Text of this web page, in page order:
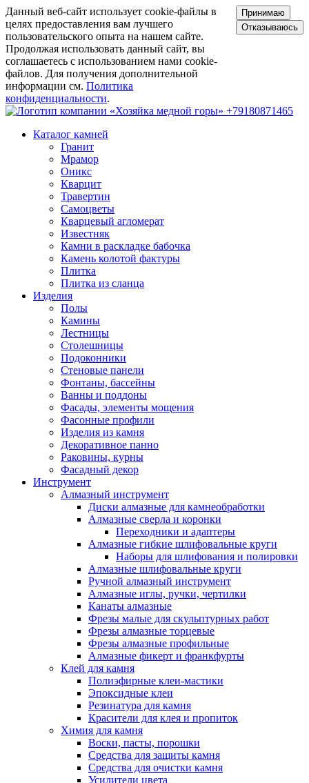
Данный веб-сайт использует cookie-файлы в
целях предоставления вам лучшего
пользовательского опыта на нашем сайте.
Продолжая использовать данный сайт, вы
соглашаетесь с использованием нами cookie-
файлов. Для получения дополнительной
информации см. Политика
конфиденциальности.
Принимаю
Отказываюсь
+79180871465
Каталог камней
Гранит
Мрамор
Оникс
Кварцит
Травертин
Самоцветы
Кварцевый агломерат
Известняк
Камни в раскладке бабочка
Камень колотой фактуры
Плитка
Плитка из сланца
Изделия
Полы
Камины
Лестницы
Столешницы
Подоконники
Стеновые панели
Фонтаны, бассейны
Ванны и поддоны
Фасады, элементы мощения
Фасонные профили
Изделия из камня
Декоративное панно
Раковины, курны
Фасадный декор
Инструмент
Алмазный инструмент
Диски алмазные для камнеобработки
Алмазные сверла и коронки
Переходники и адаптеры
Алмазные гибкие шлифовальные круги
Наборы для шлифования и полировки
Алмазные шлифовальные круги
Ручной алмазный инструмент
Алмазные иглы, ручки, чертилки
Канаты алмазные
Фрезы малые для скульптурных работ
Фрезы алмазные торцевые
Фрезы алмазные профильные
Алмазные фикерт и франкфурты
Клей для камня
Полиэфирные клеи-мастики
Эпоксидные клеи
Резинатура для камня
Красители для клея и пропиток
Химия для камня
Воски, пасты, порошки
Средства для защиты камня
Средства для очистки камня
Усилители цвета